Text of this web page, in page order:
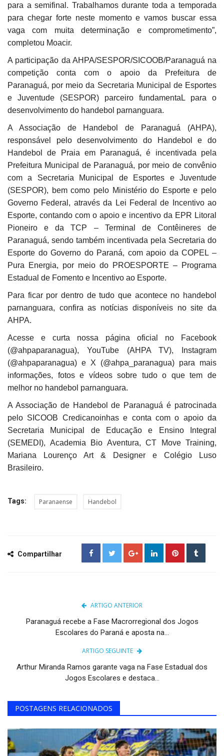
para a semifinal. Trabalhamos durante toda a temporada
para chegar forte neste momento e vamos buscar essa
vaga com muita determinação e comprometimento”,
completou Moacir.
A participação da AHPA/SESPOR/SICOOB/Paranaguá na
competição conta com o apoio da Prefeitura de
Paranaguá, por meio da Secretaria Municipal de Esportes
e Juventude (SESPOR) parceiro fundamentaL para o
desenvolvimento do handebol parnanguara.
A Associação de Handebol de Paranaguá (AHPA),
responsável pelo desenvolvimento do Handebol e do
Handebol de Praia em Paranaguá, é incentivada pela
Prefeitura Municipal de Paranaguá, por meio de convênio
com a Secretaria Municipal de Esportes e Juventude
(SESPOR), bem como pelo Ministério do Esporte e pelo
Governo Federal, através da Lei Federal de Incentivo ao
Esporte, contando com o apoio e incentivo da EPR Litoral
Pioneiro e da TCP – Terminal de Contêineres de
Paranaguá, sendo também incentivada pela Secretaria do
Esporte do Governo do Paraná, com apoio da COPEL –
Pura Energia, por meio do PROESPORTE – Programa
Estadual de Fomento e Incentivo ao Esporte.
Para ficar por dentro de tudo que acontece no handebol
parnanguara, confira as notícias disponíveis no site da
AHPA.
Acesse e curta nossa página oficial no Facebook
(@ahpaparanagua), YouTube (AHPA TV), Instagram
(@ahpaparanagua) e X (@ahpa_paranagua) para mais
informações, fotos e vídeos sobre tudo o que tem de
melhor no handebol parnanguara.
A Associação de Handebol de Paranaguá é patrocinada
pelo SICOOB Credicanoinhas e conta com o apoio da
Secretaria Municipal de Educação e Ensino Integral
(SEMEDI), Academia Bio Aventura, CT Move Training,
Mariana Lourenço Art & Designer e Colégio Luso
Brasileiro.
Tags: Paranaense Handebol
Compartilhar
ARTIGO ANTERIOR
Paranaguá recebe a Fase Macrorregional dos Jogos
Escolares do Paraná e aposta na...
ARTIGO SEGUINTE
Arthur Miranda Ramos garante vaga na Fase Estadual dos
Jogos Escolares e destaca...
POSTAGENS RELACIONADOS